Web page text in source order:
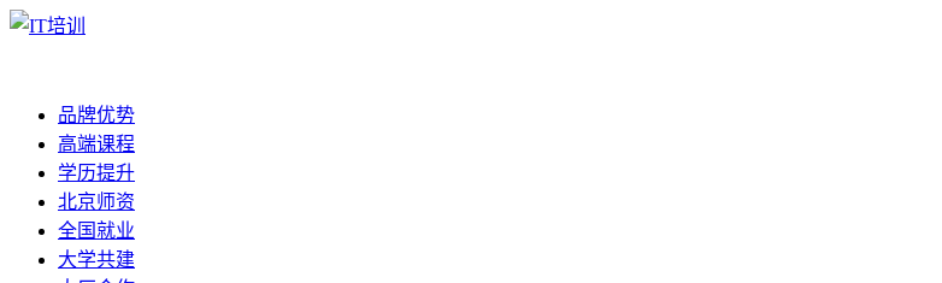
品牌优势
高端课程
学历提升
北京师资
全国就业
大学共建